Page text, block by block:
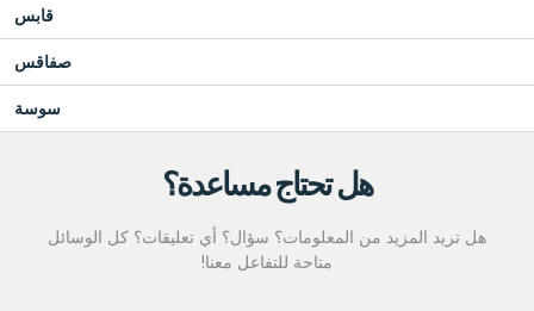
قابس
صفاقس
سوسة
هل تحتاج مساعدة؟
هل تريد المزيد من المعلومات؟ سؤال؟ أي تعليقات؟ كل الوسائل
متاحة للتفاعل معنا!